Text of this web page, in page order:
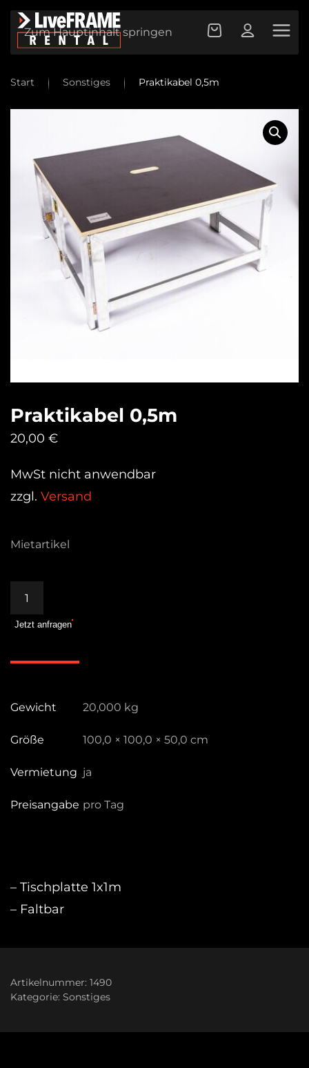
Zum Hauptinhalt springen
Start Sonstiges Praktikabel 0,5m
Praktikabel 0,5m
20,00 €
MwSt nicht anwendbar
zzgl. Versand
Mietartikel
Menge
Jetzt anfragen
Gewicht 20,000 kg
Größe 100,0 × 100,0 × 50,0 cm
Vermietung ja
Preisangabe pro Tag
– Tischplatte 1x1m
– Faltbar
Artikelnummer: 1490
Kategorie: Sonstiges